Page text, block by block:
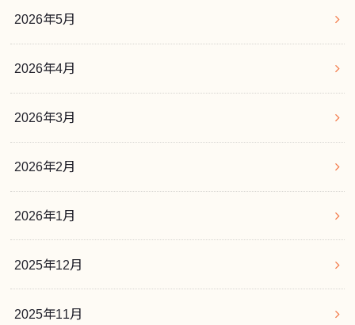
2026年5月
2026年4月
2026年3月
2026年2月
2026年1月
2025年12月
2025年11月